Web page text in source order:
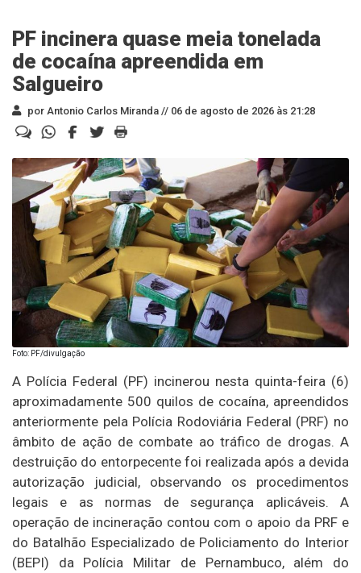
PF incinera quase meia tonelada
de cocaína apreendida em
Salgueiro
por Antonio Carlos Miranda // 06 de agosto de 2026 às 21:28
Foto: PF/divulgação
A Polícia Federal (PF) incinerou nesta quinta-feira (6)
aproximadamente 500 quilos de cocaína, apreendidos
anteriormente pela Polícia Rodoviária Federal (PRF) no
âmbito de ação de combate ao tráfico de drogas. A
destruição do entorpecente foi realizada após a devida
autorização judicial, observando os procedimentos
legais e as normas de segurança aplicáveis. A
operação de incineração contou com o apoio da PRF e
do Batalhão Especializado de Policiamento do Interior
(BEPI) da Polícia Militar de Pernambuco, além do